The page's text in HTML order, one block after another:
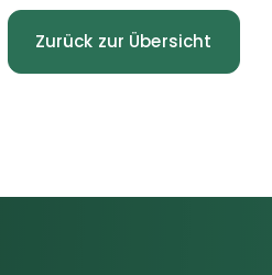
Zurück zur Übersicht